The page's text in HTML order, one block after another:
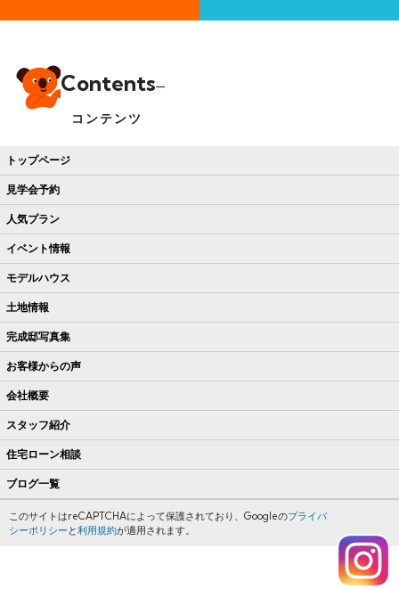
Contents
コンテンツ
トップページ
見学会予約
人気プラン
イベント情報
モデルハウス
土地情報
完成邸写真集
お客様からの声
会社概要
スタッフ紹介
住宅ローン相談
ブログ一覧
このサイトはreCAPTCHAによって保護されており、Googleのプライバ
シーポリシー と利用規約が適用されます。